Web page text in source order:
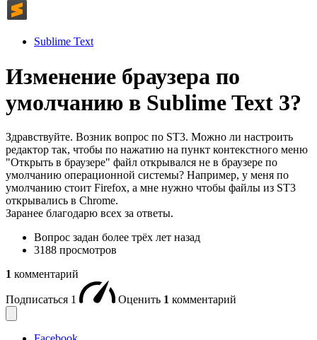
Sublime Text
Изменение браузера по
умолчанию в Sublime Text 3?
Здравствуйте. Возник вопрос по ST3. Можно ли настроить
редактор так, чтобы по нажатию на пункт контекстного меню
"Открыть в браузере" файл открывался не в браузере по
умолчанию операционной системы? Например, у меня по
умолчанию стоит Firefox, а мне нужно чтобы файлы из ST3
открывались в Chrome.
Заранее благодарю всех за ответы.
Вопрос задан более трёх лет назад
3188 просмотров
1 комментарий
Подписаться 1 Оценить 1 комментарий